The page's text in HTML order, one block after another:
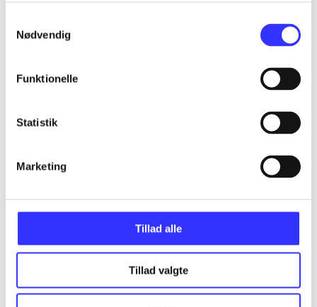
Nødvendig
Funktionelle
Statistik
Marketing
Tillad alle
Tillad valgte
Artikler
...